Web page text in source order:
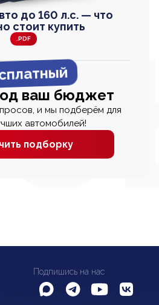
до 160 л.с. — что
стоит купить
.PDF
ваш бюджет
и мы подберём для
автомобилей!
подборку
Подпишись на нас